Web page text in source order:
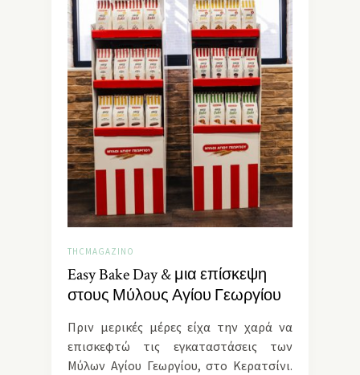
THCMAGAZINO
Easy Bake Day & μια επίσκεψη
στους Μύλους Αγίου Γεωργίου
Πριν μερικές μέρες είχα την χαρά να
επισκεφτώ τις εγκαταστάσεις των
Μύλων Αγίου Γεωργίου, στο Κερατσίνι.